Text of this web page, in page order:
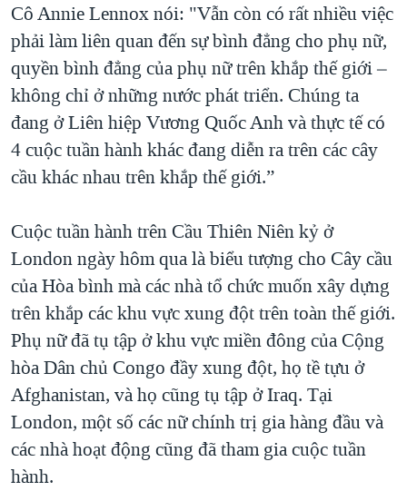
Cô Annie Lennox nói: "Vẫn còn có rất nhiều việc
phải làm liên quan đến sự bình đẳng cho phụ nữ,
quyền bình đẳng của phụ nữ trên khắp thế giới –
không chỉ ở những nước phát triển. Chúng ta
đang ở Liên hiệp Vương Quốc Anh và thực tế có
4 cuộc tuần hành khác đang diễn ra trên các cây
cầu khác nhau trên khắp thế giới.”
Cuộc tuần hành trên Cầu Thiên Niên kỷ ở
London ngày hôm qua là biểu tượng cho Cây cầu
của Hòa bình mà các nhà tổ chức muốn xây dựng
trên khắp các khu vực xung đột trên toàn thế giới.
Phụ nữ đã tụ tập ở khu vực miền đông của Cộng
hòa Dân chủ Congo đầy xung đột, họ tề tựu ở
Afghanistan, và họ cũng tụ tập ở Iraq. Tại
London, một số các nữ chính trị gia hàng đầu và
các nhà hoạt động cũng đã tham gia cuộc tuần
hành.